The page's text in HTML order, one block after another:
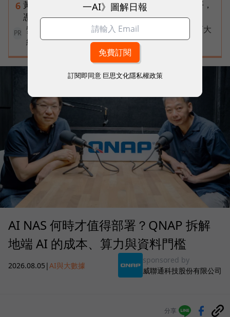
6 黃仁勳兆元宴永遠站最後一排！最低調的二代鄭平，
憑什麼讓台達電被市場重新定價？
PR
變動中迎戰未知，改變值得被看見！國際品牌X百大
經理人雙重肯定，展現AI時代關鍵成長力
AI NAS 何時才值得部署？QNAP 拆解
地端 AI 的成本、算力與資料門檻
2026.08.05 |AI與大數據
sponsored by
威聯通科技股份有限公司
分享
一AI》圖解日報
訂閱即同意 巨思文化隱私權政策